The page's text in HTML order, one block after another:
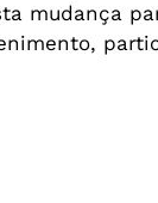
mudança